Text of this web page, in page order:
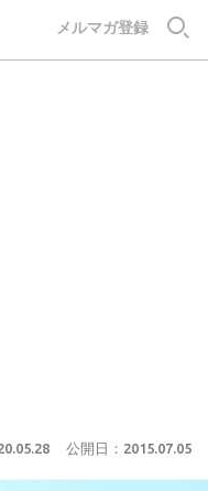
メルマガ登録
公開日： 2015.07.05